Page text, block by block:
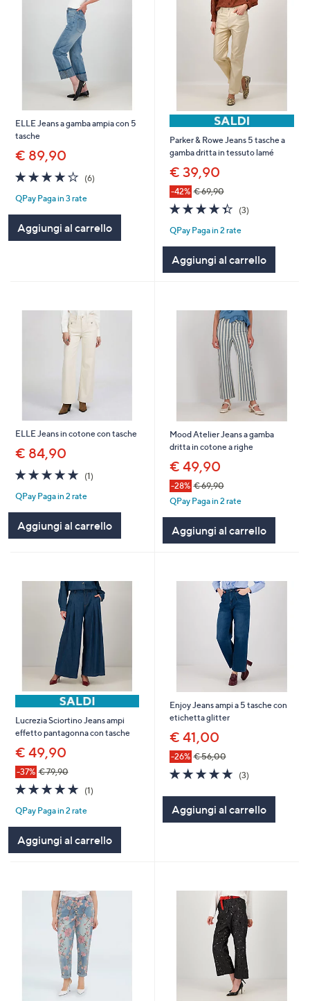
ELLE Jeans a gamba ampia con 5
tasche
€ 89,90
4.2
of
5
(6)
QPay Paga in 3 rate
Aggiungi al carrello
Parker & Rowe Jeans 5 tasche a
gamba dritta in tessuto lamé
€ 39,90
-42% € 69,90
4.3
of
5
(3)
QPay Paga in 2 rate
Aggiungi al carrello
ELLE Jeans in cotone con tasche
€ 84,90
5.0
of
5
(1)
QPay Paga in 2 rate
Aggiungi al carrello
Mood Atelier Jeans a gamba
dritta in cotone a righe
€ 49,90
-28% € 69,90
QPay Paga in 2 rate
Aggiungi al carrello
Lucrezia Sciortino Jeans ampi
effetto pantagonna con tasche
€ 49,90
-37% € 79,90
5.0
of
5
(1)
QPay Paga in 2 rate
Aggiungi al carrello
Enjoy Jeans ampi a 5 tasche con
etichetta glitter
€ 41,00
-26% € 56,00
4.7
of
5
Stars
(3)
Aggiungi al carrello